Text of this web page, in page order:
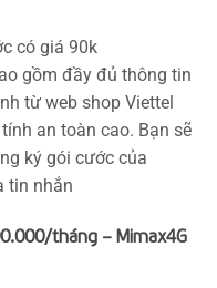
có giá 90k
gồm đầy đủ thông tin
từ web shop Viettel
an toàn cao. Bạn sẽ
ký gói cước của
tin nhắn
tháng – Mimax4G